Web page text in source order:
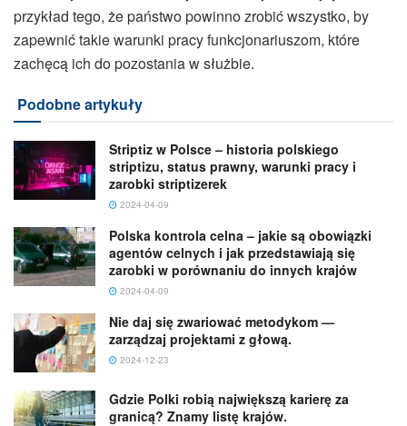
przykład tego, że państwo powinno zrobić wszystko, by
zapewnić takie warunki pracy funkcjonariuszom, które
zachęcą ich do pozostania w służbie.
Podobne artykuły
Striptiz w Polsce – historia polskiego
striptizu, status prawny, warunki pracy i
zarobki striptizerek
2024-04-09
Polska kontrola celna – jakie są obowiązki
agentów celnych i jak przedstawiają się
zarobki w porównaniu do innych krajów
2024-04-09
Nie daj się zwariować metodykom —
zarządzaj projektami z głową.
2024-12-23
Gdzie Polki robią największą karierę za
granicą? Znamy listę krajów.